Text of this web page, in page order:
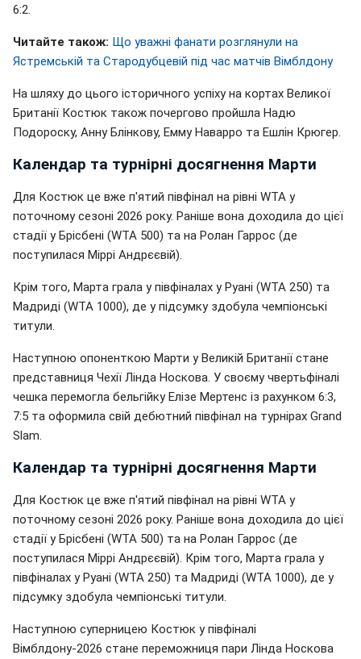
6:2.
Читайте також: Що уважні фанати розглянули на
Ястремській та Стародубцевій під час матчів Вімблдону
На шляху до цього історичного успіху на кортах Великої
Британії Костюк також почергово пройшла Надю
Подороску, Анну Блінкову, Емму Наварро та Ешлін Крюгер.
Календар та турнірні досягнення Марти
Для Костюк це вже п'ятий півфінал на рівні WTA у
поточному сезоні 2026 року. Раніше вона доходила до цієї
стадії у Брісбені (WTA 500) та на Ролан Гаррос (де
поступилася Міррі Андрєєвій).
Крім того, Марта грала у півфіналах у Руані (WTA 250) та
Мадриді (WTA 1000), де у підсумку здобула чемпіонські
титули.
Наступною опоненткою Марти у Великій Британії стане
представниця Чехії Лінда Носкова. У своєму чвертьфіналі
чешка перемогла бельгійку Елізе Мертенс із рахунком 6:3,
7:5 та оформила свій дебютний півфінал на турнірах Grand
Slam.
Календар та турнірні досягнення Марти
Для Костюк це вже п'ятий півфінал на рівні WTA у
поточному сезоні 2026 року. Раніше вона доходила до цієї
стадії у Брісбені (WTA 500) та на Ролан Гаррос (де
поступилася Міррі Андрєєвій). Крім того, Марта грала у
півфіналах у Руані (WTA 250) та Мадриді (WTA 1000), де у
підсумку здобула чемпіонські титули.
Наступною суперницею Костюк у півфіналі
Вімблдону-2026 стане переможниця пари Лінда Носкова